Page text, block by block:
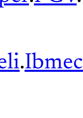
.Ibmec